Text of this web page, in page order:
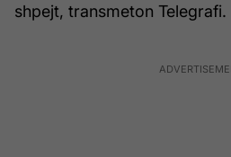
shpejt, transmeton Telegrafi.